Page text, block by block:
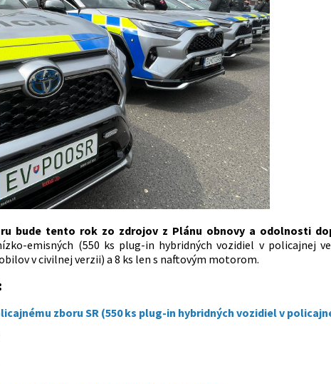
bude tento rok zo zdrojov z Plánu obnovy a odolnosti
emisných (550 ks plug-in hybridných vozidiel v policajnej
v civilnej verzii) a 8 ks len s naftovým motorom.
zboru SR (550 ks plug-in hybridných vozidiel v